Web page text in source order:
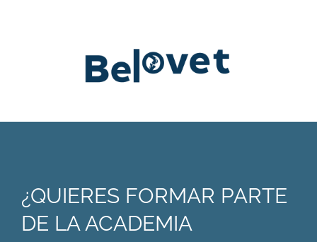
¿QUIERES FORMAR PARTE
DE LA ACADEMIA